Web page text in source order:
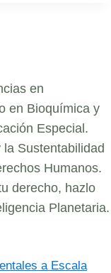
en
en Bioquímica y
Especial.
Sustentabilidad
Humanos.
derecho, hazlo
Planetaria.
a Escala